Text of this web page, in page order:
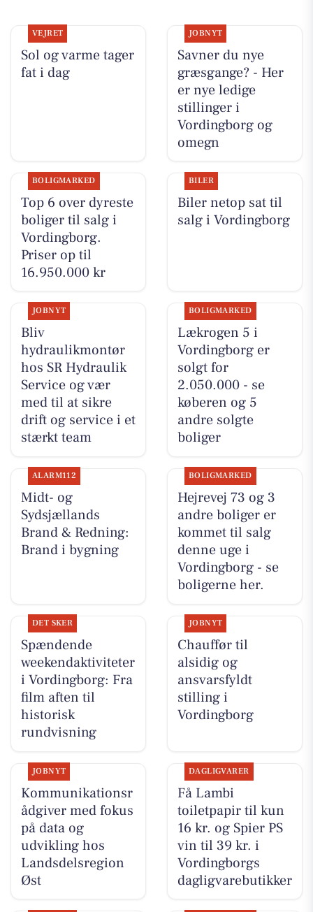
VEJRET
Sol og varme tager
fat i dag
JOBNYT
Savner du nye
græsgange? - Her
er nye ledige
stillinger i
Vordingborg og
omegn
BOLIGMARKED
Top 6 over dyreste
boliger til salg i
Vordingborg.
Priser op til
16.950.000 kr
BILER
Biler netop sat til
salg i Vordingborg
JOBNYT
Bliv
hydraulikmontør
hos SR Hydraulik
Service og vær
med til at sikre
drift og service i et
stærkt team
BOLIGMARKED
Lækrogen 5 i
Vordingborg er
solgt for
2.050.000 - se
køberen og 5
andre solgte
boliger
ALARM112
Midt- og
Sydsjællands
Brand & Redning:
Brand i bygning
BOLIGMARKED
Hejrevej 73 og 3
andre boliger er
kommet til salg
denne uge i
Vordingborg - se
boligerne her.
DET SKER
Spændende
weekendaktiviteter
i Vordingborg: Fra
film aften til
historisk
rundvisning
JOBNYT
Chauffør til
alsidig og
ansvarsfyldt
stilling i
Vordingborg
JOBNYT
Kommunikationsr
ådgiver med fokus
på data og
udvikling hos
Landsdelsregion
Øst
DAGLIGVARER
Få Lambi
toiletpapir til kun
16 kr. og Spier PS
vin til 39 kr. i
Vordingborgs
dagligvarebutikker